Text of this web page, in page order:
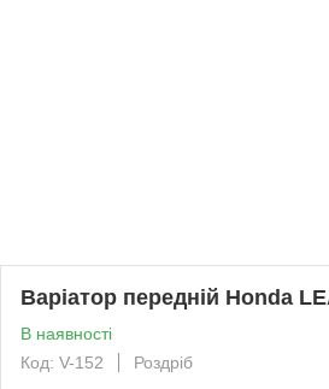
Варіатор передній Honda
В наявності
Код: V-152
Роздріб